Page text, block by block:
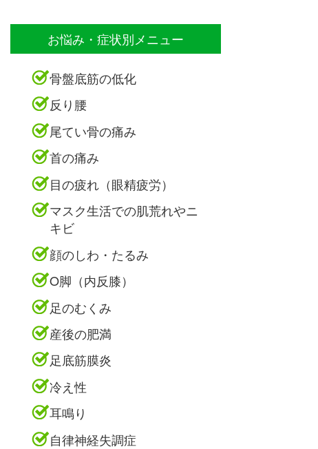
お悩み・症状別メニュー
骨盤底筋の低化
反り腰
尾てい骨の痛み
首の痛み
目の疲れ（眼精疲労）
マスク生活での肌荒れやニ
キビ
顔のしわ・たるみ
O脚（内反膝）
足のむくみ
産後の肥満
足底筋膜炎
冷え性
耳鳴り
自律神経失調症